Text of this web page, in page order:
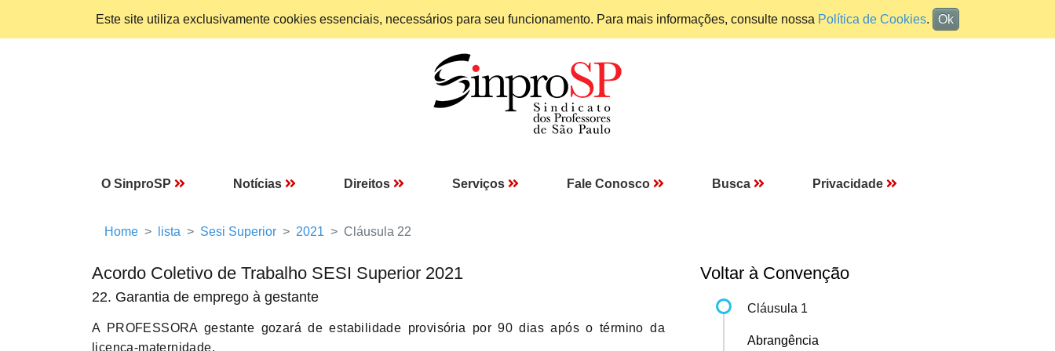
Este site utiliza exclusivamente cookies essenciais, necessários para seu funcionamento. Para mais informações, consulte nossa Política de Cookies. Ok
O SinproSP Notícias Direitos Serviços Fale Conosco Busca Privacidade
Home lista Sesi Superior 2021 Cláusula 22
Acordo Coletivo de Trabalho SESI Superior 2021
22. Garantia de emprego à gestante
A PROFESSORA gestante gozará de estabilidade provisória por 90 dias após o término da
licença-maternidade.
Voltar à Convenção
Cláusula 1
Abrangência